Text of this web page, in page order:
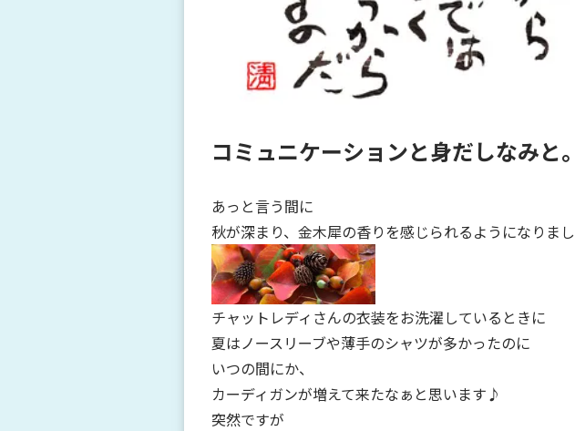
コミュニケーションと身だしなみと。
あっと言う間に
秋が深まり、金木犀の香りを感じられるようになりま
チャットレディさんの衣装をお洗濯しているときに
夏はノースリーブや薄手のシャツが多かったのに
いつの間にか、
カーディガンが増えて来たなぁと思います♪
突然ですが